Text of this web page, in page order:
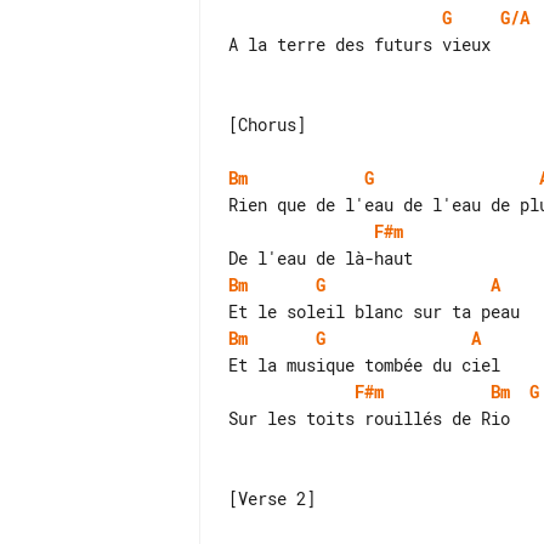
G
G/A
A la terre des futurs vieux
[Chorus]
Bm G
F#m
Bm
G
A
Bm
G
A
F#m
Bm
G
Sur les toits rouillés de Rio
[Verse 2]